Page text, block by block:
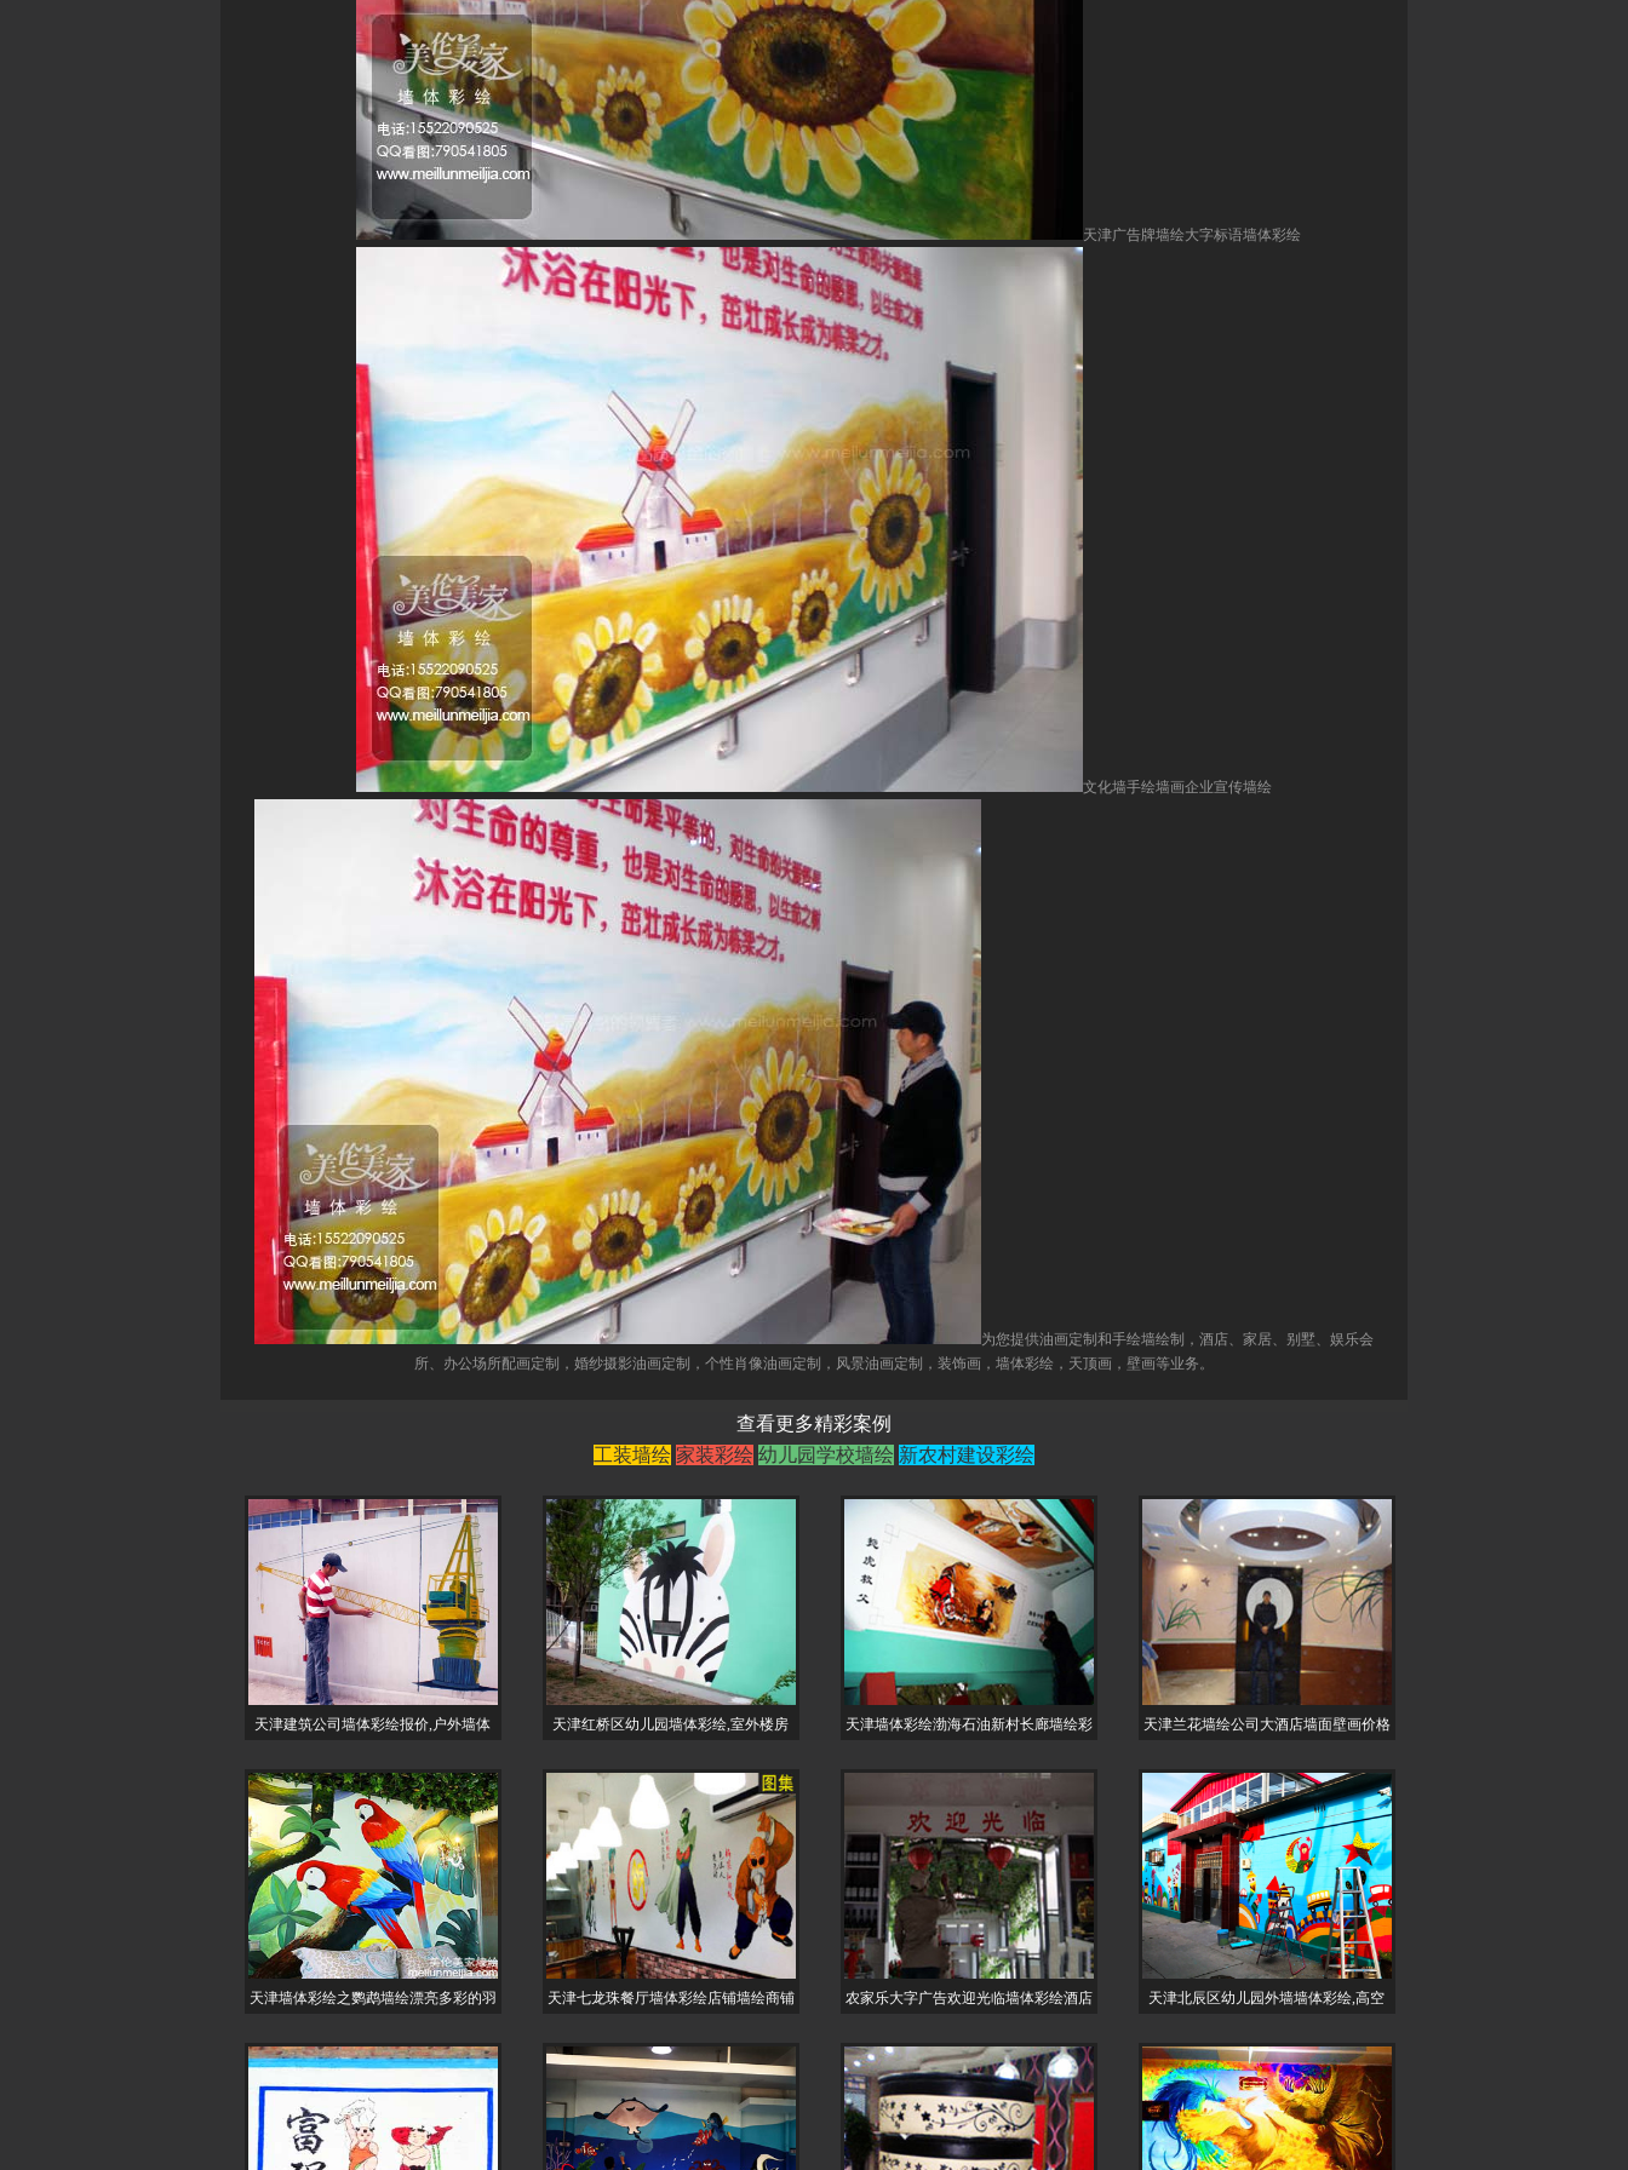
天津广告牌墙绘大字标语墙体彩绘
文化墙手绘墙画企业宣传墙绘
为您提供油画定制和手绘墙绘制，酒店、家居、别墅、娱乐会
所、办公场所配画定制，婚纱摄影油画定制，个性肖像油画定制，风景油画定制，装饰画，墙体彩绘，天顶画，壁画等业务。
查看更多精彩案例
工装墙绘 家装彩绘 幼儿园学校墙绘 新农村建设彩绘
天津建筑公司墙体彩绘报价,户外墙体 天津红桥区幼儿园墙体彩绘,室外楼房 天津墙体彩绘渤海石油新村长廊墙绘彩 天津兰花墙绘公司大酒店墙面壁画价格
天津墙体彩绘之鹦鹉墙绘漂亮多彩的羽 天津七龙珠餐厅墙体彩绘店铺墙绘商铺 农家乐大字广告欢迎光临墙体彩绘酒店 天津北辰区幼儿园外墙墙体彩绘,高空